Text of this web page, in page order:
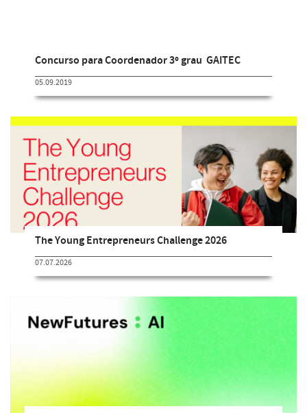
Concurso para Coordenador 3º grau  GAITEC
05.09.2019
The Young Entrepreneurs Challenge 2026
07.07.2026